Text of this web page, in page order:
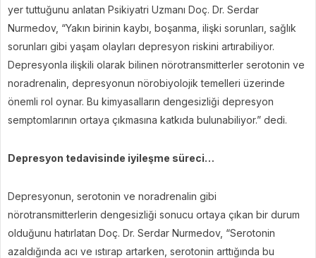
yer tuttuğunu anlatan Psikiyatri Uzmanı Doç. Dr. Serdar
Nurmedov, “Yakın birinin kaybı, boşanma, ilişki sorunları, sağlık
sorunları gibi yaşam olayları depresyon riskini artırabiliyor.
Depresyonla ilişkili olarak bilinen nörotransmitterler serotonin ve
noradrenalin, depresyonun nörobiyolojik temelleri üzerinde
önemli rol oynar. Bu kimyasalların dengesizliği depresyon
semptomlarının ortaya çıkmasına katkıda bulunabiliyor.” dedi.
Depresyon tedavisinde iyileşme süreci…
Depresyonun, serotonin ve noradrenalin gibi
nörotransmitterlerin dengesizliği sonucu ortaya çıkan bir durum
olduğunu hatırlatan Doç. Dr. Serdar Nurmedov, “Serotonin
azaldığında acı ve ıstırap artarken, serotonin arttığında bu